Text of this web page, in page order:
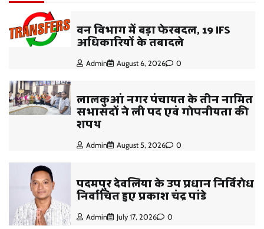
वन विभाग में बड़ा फेरबदल, 19 IFS
अधिकारियों के तबादले
Admin August 6, 2026 0
लालकुआं नगर पंचायत के तीन नामित
सभासदों ने ली पद एवं गोपनीयता की
शपथ
Admin August 5, 2026 0
पदमपुर देवलिया के उप प्रधान निर्विरोध
निर्वाचित हुए प्रकाश चंद्र पांडे
Admin July 17, 2026 0